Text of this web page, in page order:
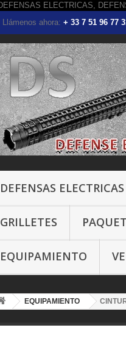
Llámenos ahora: + 33 7 51 96 77
DEFENSAS ELECTRICAS
GRILLETES
EQUIPAMIENTO
EQUIPAMIENTO